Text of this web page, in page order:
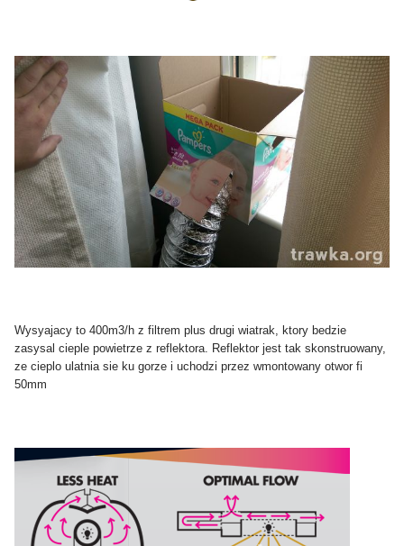
Wysyajacy to 400m3/h z filtrem plus drugi wiatrak, ktory bedzie
zasysal cieple powietrze z reflektora. Reflektor jest tak skonstruowany,
ze cieplo ulatnia sie ku gorze i uchodzi przez wmontowany otwor fi
50mm